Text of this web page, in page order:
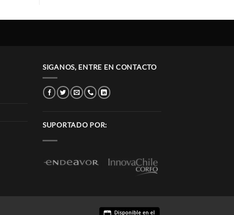
SIGANOS, ENTRE EN CONTACTO
SUPORTADO POR: